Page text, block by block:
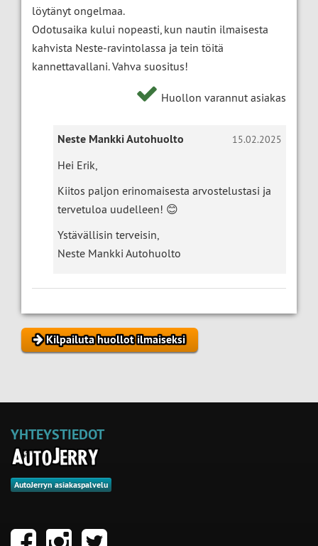
löytänyt ongelmaa.
Odotusaika kului nopeasti, kun nautin ilmaisesta
kahvista Neste-ravintolassa ja tein töitä
kannettavallani. Vahva suositus!
Huollon varannut asiakas
15.02.2025
Neste Mankki Autohuolto
Hei Erik,
Kiitos paljon erinomaisesta arvostelustasi ja
tervetuloa uudelleen! 😊
Ystävällisin terveisin,
Neste Mankki Autohuolto
Kilpailuta huollot ilmaiseksi
YHTEYSTIEDOT
AutoJerryn asiakaspalvelu